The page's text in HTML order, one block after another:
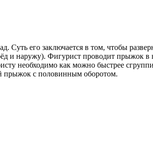
Суть его заключается в том, чтобы
и наружу). Фигурист проводит прыжок в
необходимо как можно быстрее
прыжок с половинным оборотом.